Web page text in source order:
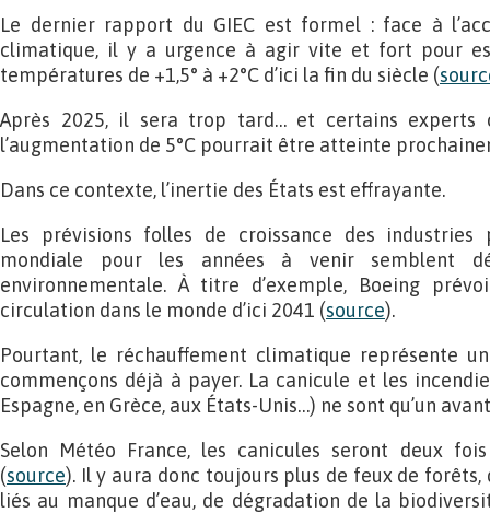
Le dernier rapport du GIEC est formel : face à
climatique, il y a urgence à agir vite et fort pour
températures de +1,5° à +2°C d’ici la fin du siècle (
Après 2025, il sera trop tard… et certains experts
l’augmentation de 5°C pourrait être atteinte
Dans ce contexte, l’inertie des États est effrayante.
Les prévisions folles de croissance des industries
mondiale pour les années à venir semblent
environnementale. À titre d’exemple, Boeing
circulation dans le monde d’ici 2041 (source).
Pourtant, le réchauffement climatique représente
commençons déjà à payer. La canicule et les
Espagne, en Grèce, aux États-Unis…) ne sont qu’un
Selon Météo France, les canicules seront deux
(source). Il y aura donc toujours plus de feux de forêts,
liés au manque d’eau, de dégradation de la